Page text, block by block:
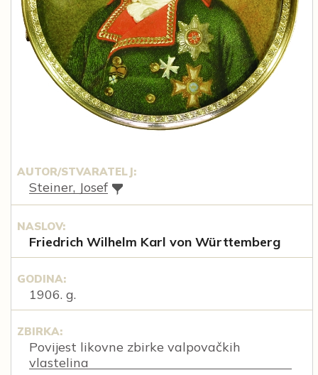
AUTOR/STVARATELJ:
Steiner, Josef
NASLOV:
Friedrich Wilhelm Karl von Württemberg
GODINA:
1906. g.
ZBIRKA:
Povijest likovne zbirke valpovačkih
vlastelina